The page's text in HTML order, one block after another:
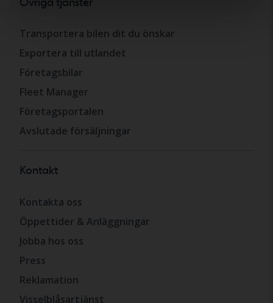
Transportera bilen dit du önskar
Exportera till utlandet
Företagsbilar
Fleet Manager
Företagsportalen
Avslutade försäljningar
Kontakt
Kontakta oss
Öppettider & Anläggningar
Jobba hos oss
Press
Reklamation
Visselblåsartjänst